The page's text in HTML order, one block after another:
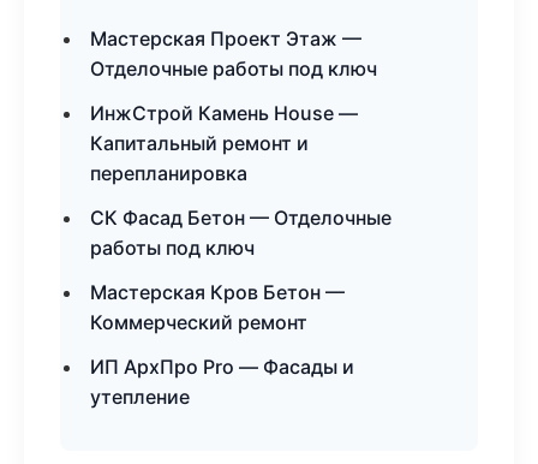
Мастерская Проект Этаж —
Отделочные работы под ключ
ИнжСтрой Камень House —
Капитальный ремонт и
перепланировка
СК Фасад Бетон — Отделочные
работы под ключ
Мастерская Кров Бетон —
Коммерческий ремонт
ИП АрхПро Pro — Фасады и
утепление